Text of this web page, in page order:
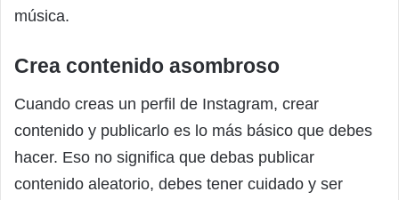
música.
Crea contenido asombroso
Cuando creas un perfil de Instagram, crear
contenido y publicarlo es lo más básico que debes
hacer. Eso no significa que debas publicar
contenido aleatorio, debes tener cuidado y ser